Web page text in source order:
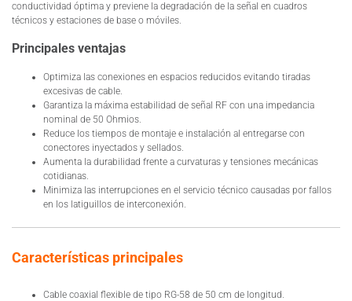
conductividad óptima y previene la degradación de la señal en cuadros
técnicos y estaciones de base o móviles.
Principales ventajas
Optimiza las conexiones en espacios reducidos evitando tiradas
excesivas de cable.
Garantiza la máxima estabilidad de señal RF con una impedancia
nominal de 50 Ohmios.
Reduce los tiempos de montaje e instalación al entregarse con
conectores inyectados y sellados.
Aumenta la durabilidad frente a curvaturas y tensiones mecánicas
cotidianas.
Minimiza las interrupciones en el servicio técnico causadas por fallos
en los latiguillos de interconexión.
Características principales
Cable coaxial flexible de tipo RG-58 de 50 cm de longitud.